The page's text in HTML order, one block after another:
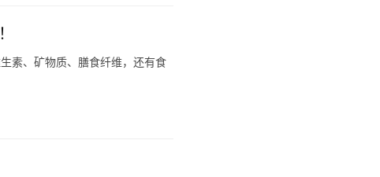
素、矿物质、膳食纤维，还有食